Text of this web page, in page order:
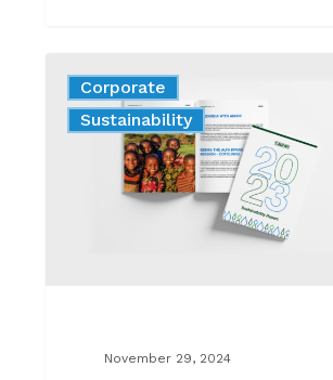
DURABILITÉ
Corporate
Nouveautés
Sustainability
November 29, 2024